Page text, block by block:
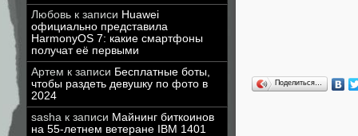
Любовь к записи Huawei
официально представила
HarmonyOS 7: какие смартфоны
получат её первыми
Артем к записи Бесплатные боты,
чтобы раздеть девушку по фото в
2024
sasha к записи Майнинг биткоинов
на 55-летнем ветеране IBM 1401
Поделиться…